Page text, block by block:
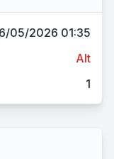
05/2026 01:35
Alt
1